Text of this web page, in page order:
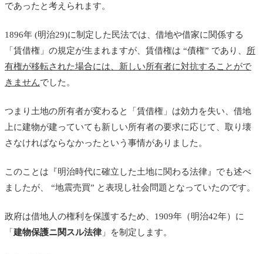
であったと考えられます。
1896年 (明治29)に制定した民法では、借地や借家に関係する
「賃借権」の規定が生まれますが、賃借権は “債権” であり、
所
有権が移転された場合には、新しい所有者に対抗することがで
きませんでした。
つまり土地の所有者が変わると「賃借権」は効力を失い、借地
上に建物が建っていても新しい所有者の要求に応じて、取り壊
さなければならなかったという事情がありました。
このことは『明治時代に確立した土地に関わる法律』でも述べ
ましたが、 “地震売買” と表現し社会問題となっていたのです。
政府は借地人の権利を保護するため、1909年（明治42年）に
「建物保護ニ関スル法律 」を制定します。